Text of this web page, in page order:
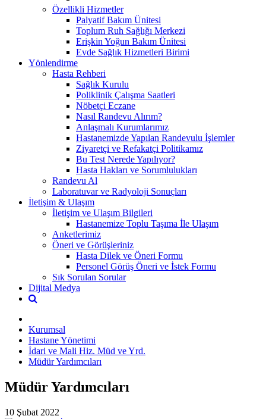
Özellikli Hizmetler
Palyatif Bakım Ünitesi
Toplum Ruh Sağlığı Merkezi
Erişkin Yoğun Bakım Ünitesi
Evde Sağlık Hizmetleri Birimi
Yönlendirme
Hasta Rehberi
Sağlık Kurulu
Poliklinik Çalışma Saatleri
Nöbetçi Eczane
Nasıl Randevu Alırım?
Anlaşmalı Kurumlarımız
Hastanemizde Yapılan Randevulu İşlemler
Ziyaretçi ve Refakatçi Politikamız
Bu Test Nerede Yapılıyor?
Hasta Hakları ve Sorumlulukları
Randevu Al
Laboratuvar ve Radyoloji Sonuçları
İletişim & Ulaşım
İletişim ve Ulaşım Bilgileri
Hastanemize Toplu Taşıma İle Ulaşım
Anketlerimiz
Öneri ve Görüşleriniz
Hasta Dilek ve Öneri Formu
Personel Görüş Öneri ve İstek Formu
Sık Sorulan Sorular
Dijital Medya
Kurumsal
Hastane Yönetimi
İdari ve Mali Hiz. Müd ve Yrd.
Müdür Yardımcıları
Müdür Yardımcıları
10 Şubat 2022